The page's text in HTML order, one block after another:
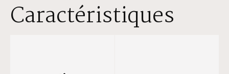
Caractéristiques